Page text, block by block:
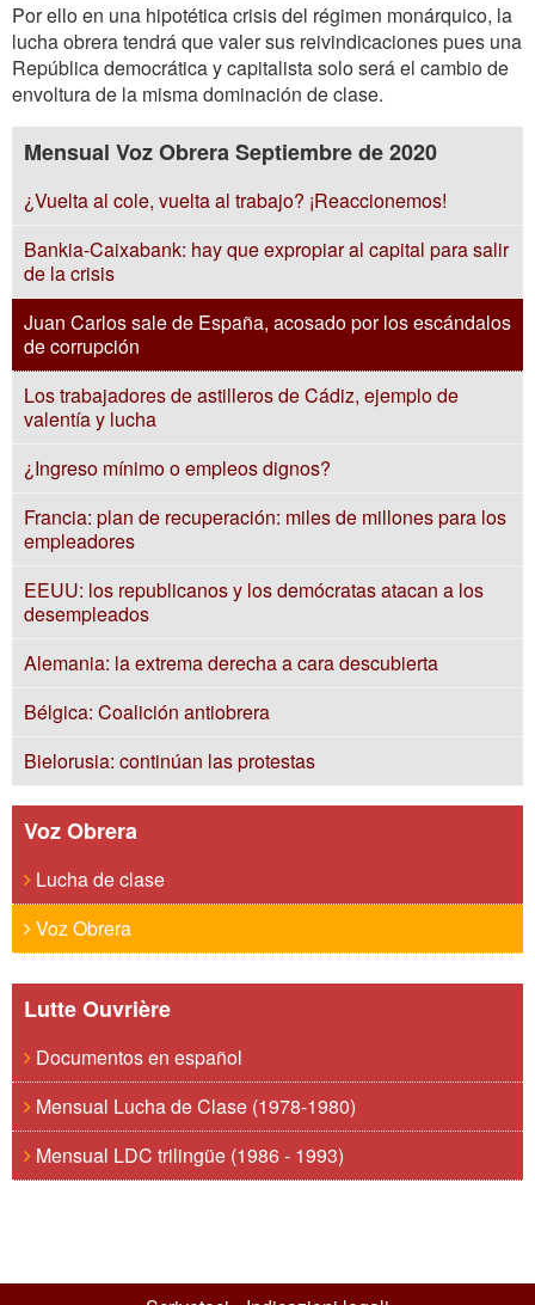
Por ello en una hipotética crisis del régimen monárquico, la
lucha obrera tendrá que valer sus reivindicaciones pues una
República democrática y capitalista solo será el cambio de
envoltura de la misma dominación de clase.
Mensual Voz Obrera Septiembre de 2020
¿Vuelta al cole, vuelta al trabajo? ¡Reaccionemos!
Bankia-Caixabank: hay que expropiar al capital para salir
de la crisis
Juan Carlos sale de España, acosado por los escándalos
de corrupción
Los trabajadores de astilleros de Cádiz, ejemplo de
valentía y lucha
¿Ingreso mínimo o empleos dignos?
Francia: plan de recuperación: miles de millones para los
empleadores
EEUU: los republicanos y los demócratas atacan a los
desempleados
Alemania: la extrema derecha a cara descubierta
Bélgica: Coalición antiobrera
Bielorusia: continúan las protestas
Voz Obrera
Lucha de clase
Voz Obrera
Lutte Ouvrière
Documentos en español
Mensual Lucha de Clase (1978-1980)
Mensual LDC trilingüe (1986 - 1993)